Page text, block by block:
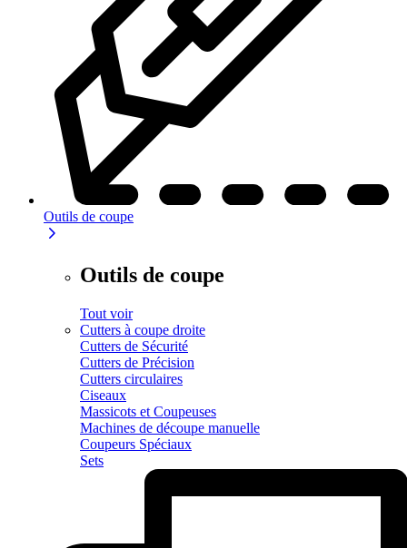
Outils de coupe
Outils de coupe
Tout voir
Cutters à coupe droite
Cutters de Sécurité
Cutters de Précision
Cutters circulaires
Ciseaux
Massicots et Coupeuses
Machines de découpe manuelle
Coupeurs Spéciaux
Sets